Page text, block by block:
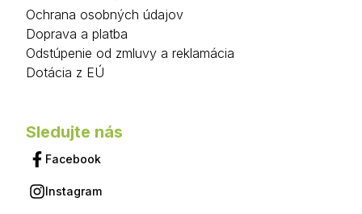
Ochrana osobných údajov
Doprava a platba
Odstúpenie od zmluvy a reklamácia
Dotácia z EÚ
Sledujte nás
Facebook
Instagram